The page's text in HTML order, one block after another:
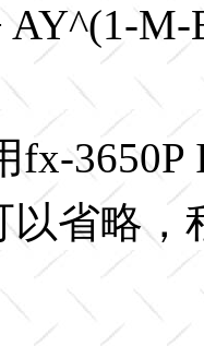
fx-
以省略，